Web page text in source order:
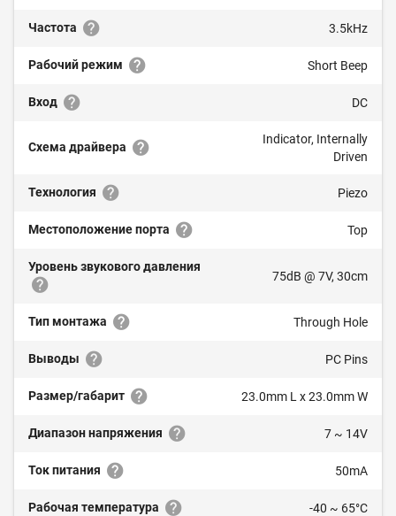
Частота 3.5kHz
Рабочий режим Short Beep
Вход DC
Схема драйвера
Indicator, Internally
Driven
Технология Piezo
Местоположение порта Top
Уровень звукового давления
75dB @ 7V, 30cm
Тип монтажа Through Hole
Выводы PC Pins
Размер/габарит 23.0mm L x 23.0mm W
Диапазон напряжения 7 ~ 14V
Ток питания 50mA
Рабочая температура -40 ~ 65°C